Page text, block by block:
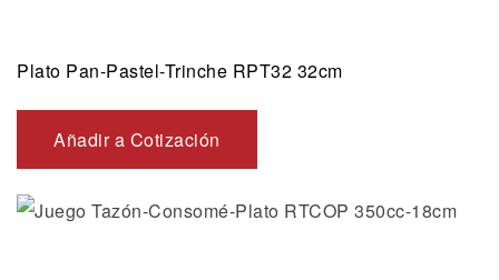
Plato Pan-Pastel-Trinche RPT32 32cm
Añadir a Cotización